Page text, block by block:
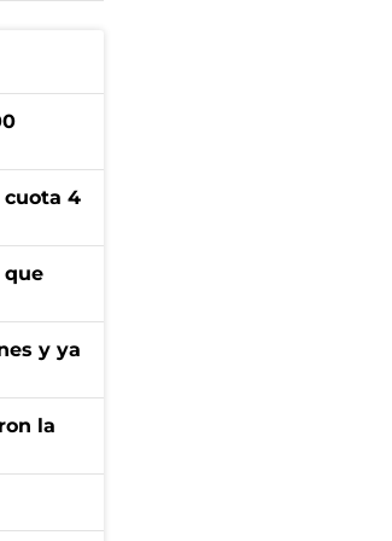
cuota 4
que
y ya
la